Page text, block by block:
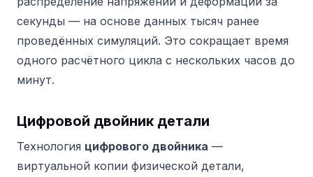
секунды — на основе данных тысяч ранее
проведённых симуляций. Это сокращает время
одного расчётного цикла с нескольких часов до
минут.
Цифровой двойник детали
Технология цифрового двойника —
виртуальной копии физической детали,